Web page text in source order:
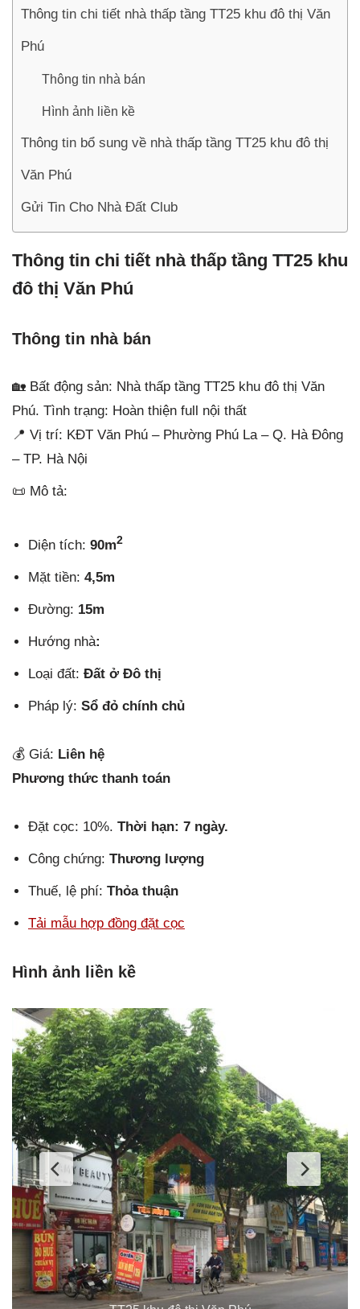
Thông tin chi tiết nhà thấp tầng TT25 khu đô thị Văn
Phú
Thông tin nhà bán
Hình ảnh liền kề
Thông tin bổ sung về nhà thấp tầng TT25 khu đô thị
Văn Phú
Gửi Tin Cho Nhà Đất Club
Thông tin chi tiết nhà thấp tầng TT25 khu
đô thị Văn Phú
Thông tin nhà bán
🏡 Bất động sản: Nhà thấp tầng TT25 khu đô thị Văn
Phú. Tình trạng: Hoàn thiện full nội thất
📍 Vị trí: KĐT Văn Phú – Phường Phú La – Q. Hà Đông
– TP. Hà Nội
📜 Mô tả:
Diện tích: 90m2
Mặt tiền: 4,5m
Đường: 15m
Hướng nhà:
Loại đất: Đất ở Đô thị
Pháp lý: Sổ đỏ chính chủ
💰 Giá: Liên hệ
Phương thức thanh toán
Đặt cọc: 10%. Thời hạn: 7 ngày.
Công chứng: Thương lượng
Thuế, lệ phí: Thỏa thuận
Tải mẫu hợp đồng đặt cọc
Hình ảnh liền kề